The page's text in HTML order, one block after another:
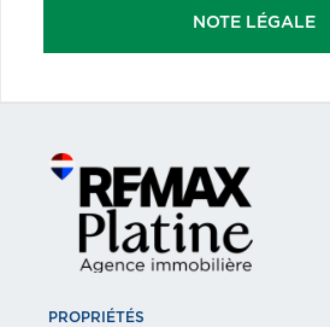
NOTE LÉGALE
PROPRIÉTÉS